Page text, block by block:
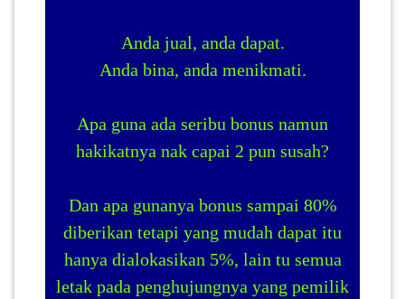
Anda jual, anda dapat.
Anda bina, anda menikmati.
Apa guna ada seribu bonus namun
hakikatnya nak capai 2 pun susah?
Dan apa gunanya bonus sampai 80%
diberikan tetapi yang mudah dapat itu
hanya dialokasikan 5%, lain tu semua
letak pada penghujungnya yang pemilik